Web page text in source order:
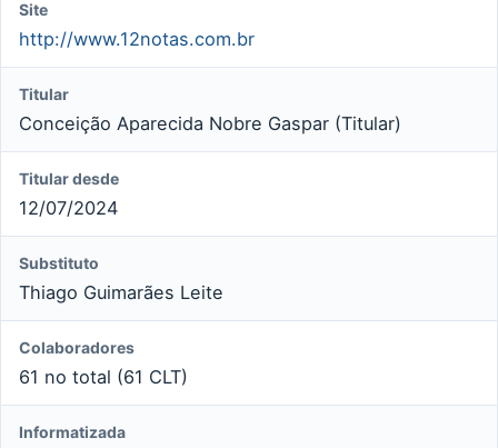
Site
http://www.12notas.com.br
Titular
Conceição Aparecida Nobre Gaspar (Titular)
Titular desde
12/07/2024
Substituto
Thiago Guimarães Leite
Colaboradores
61 no total (61 CLT)
Informatizada